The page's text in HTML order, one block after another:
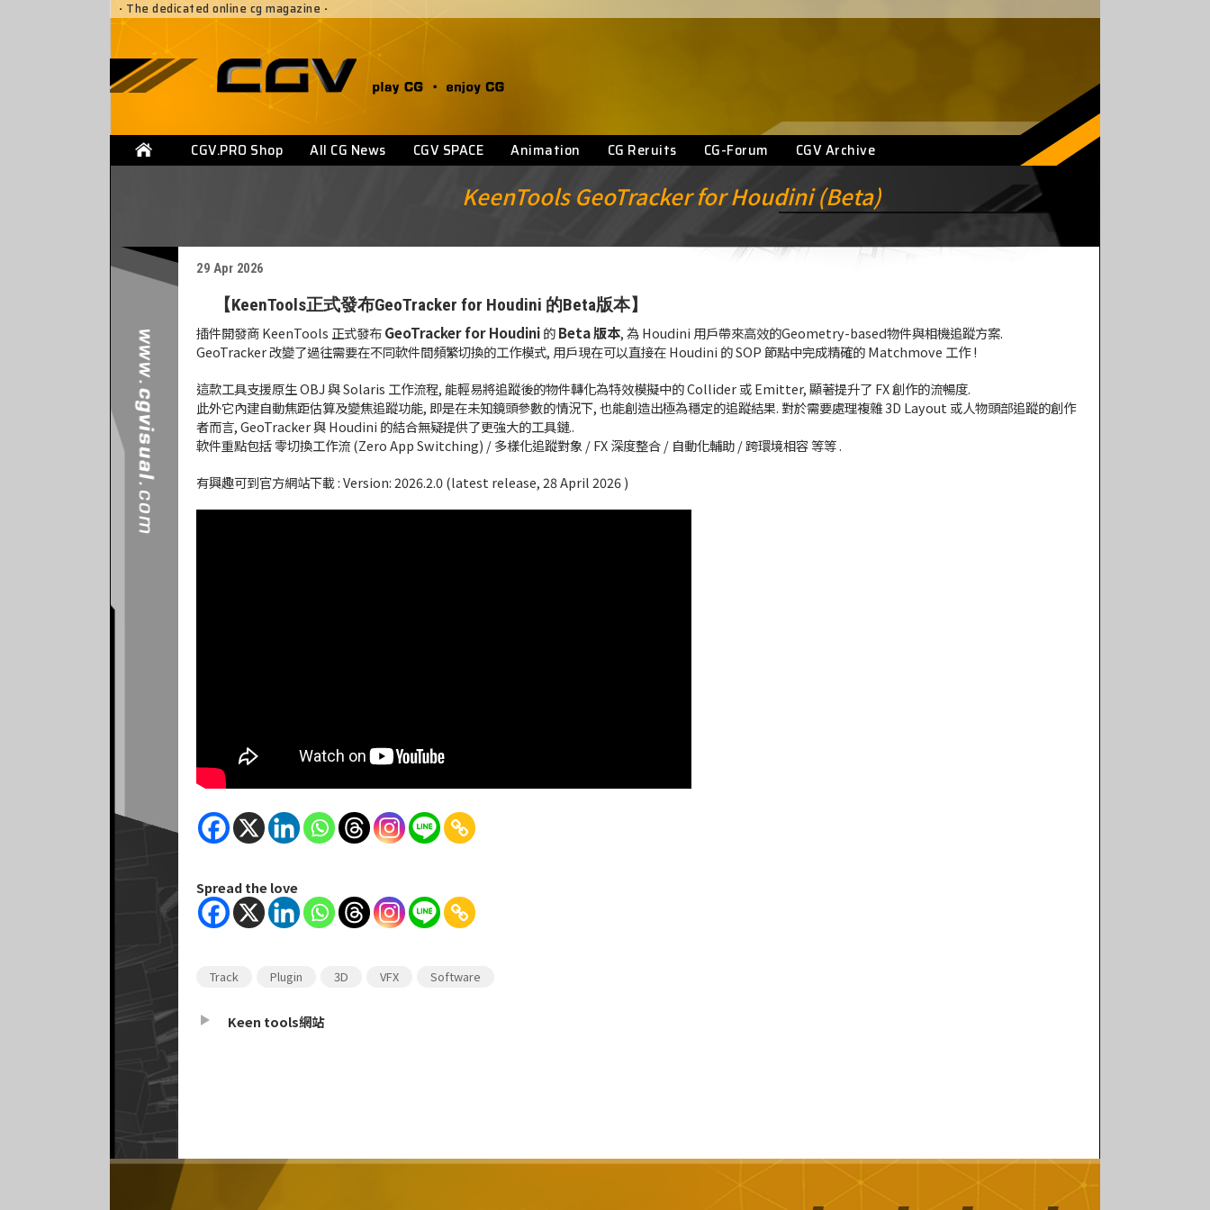
· The dedicated online cg magazine ·
CGV.PRO Shop All CG News CGV SPACE Animation CG Reruits CG-Forum CGV Archive
KeenTools GeoTracker for Houdini (Beta)
29 Apr 2026
【KeenTools正式發布GeoTracker for Houdini 的Beta版本】
插件開發商 KeenTools 正式發布GeoTracker for Houdini的Beta 版本, 為 Houdini 用戶帶來高效的Geometry-based物件與相機追蹤方案.
GeoTracker 改變了過往需要在不同軟件間頻繁切換的工作模式, 用戶現在可以直接在 Houdini 的 SOP 節點中完成精確的 Matchmove 工作 !
這款工具支援原生 OBJ 與 Solaris 工作流程, 能輕易將追蹤後的物件轉化為特效模擬中的 Collider 或 Emitter, 顯著提升了 FX 創作的流暢度.
此外它內建自動焦距估算及變焦追蹤功能, 即是在未知鏡頭參數的情況下, 也能創造出極為穩定的追蹤結果. 對於需要處理複雜 3D Layout 或人物頭部追蹤的創作
者而言, GeoTracker 與 Houdini 的結合無疑提供了更強大的工具鏈..
軟件重點包括 零切換工作流 (Zero App Switching) / 多樣化追蹤對象 / FX 深度整合 / 自動化輔助 / 跨環境相容 等等 .
有興趣可到官方網站下載 : Version: 2026.2.0 (latest release, 28 April 2026 )
Spread the love
Track Plugin 3D VFX Software
Keen tools網站